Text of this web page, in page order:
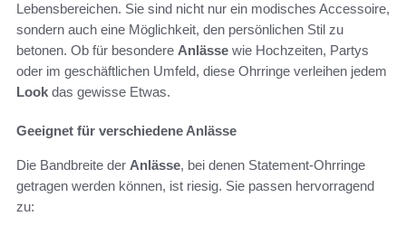
Lebensbereichen. Sie sind nicht nur ein modisches Accessoire,
sondern auch eine Möglichkeit, den persönlichen Stil zu
betonen. Ob für besondere Anlässe wie Hochzeiten, Partys
oder im geschäftlichen Umfeld, diese Ohrringe verleihen jedem
Look das gewisse Etwas.
Geeignet für verschiedene Anlässe
Die Bandbreite der Anlässe, bei denen Statement-Ohrringe
getragen werden können, ist riesig. Sie passen hervorragend
zu: